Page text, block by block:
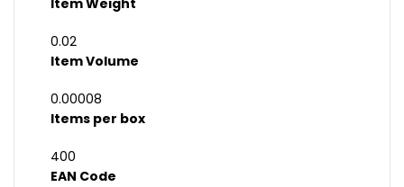
Item Weight
0.02
Item Volume
0.00008
Items per box
400
EAN Code